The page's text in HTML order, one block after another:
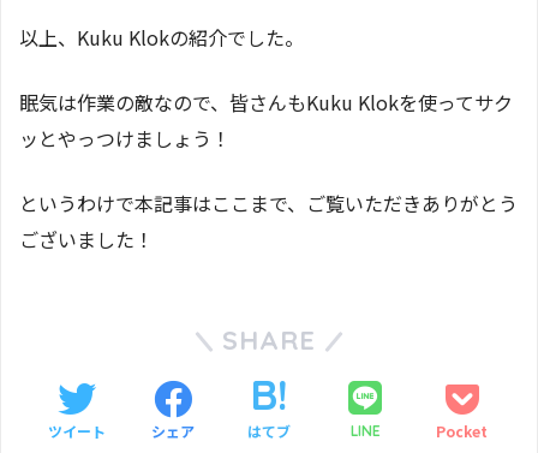
以上、Kuku Klokの紹介でした。
眠気は作業の敵なので、皆さんもKuku Klokを使ってサク
ッとやっつけましょう！
というわけで本記事はここまで、ご覧いただきありがとう
ございました！
SHARE
ツイート シェア はてブ LINE Pocket